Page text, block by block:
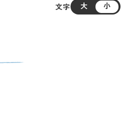
文字 大 小